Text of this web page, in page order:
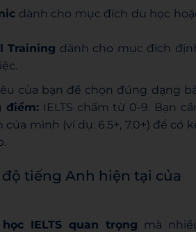
dành cho mục đích du học
Training dành cho mục đích
của bạn để chọn đúng dạng
điểm: IELTS chấm từ 0-9. Bạn
mình (ví dụ: 6.5+, 7.0+) để có
tiếng Anh hiện tại của
IELTS quan trọng mà